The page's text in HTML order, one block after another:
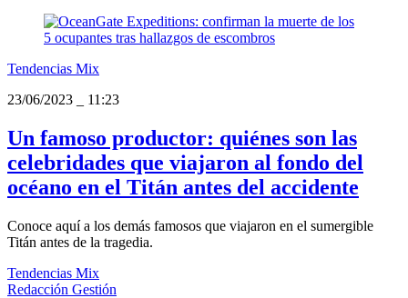
Tendencias Mix
23/06/2023
11:23
Un famoso productor: quiénes son las
celebridades que viajaron al fondo del
océano en el Titán antes del accidente
Conoce aquí a los demás famosos que viajaron en el sumergible
Titán antes de la tragedia.
Tendencias Mix
Redacción Gestión